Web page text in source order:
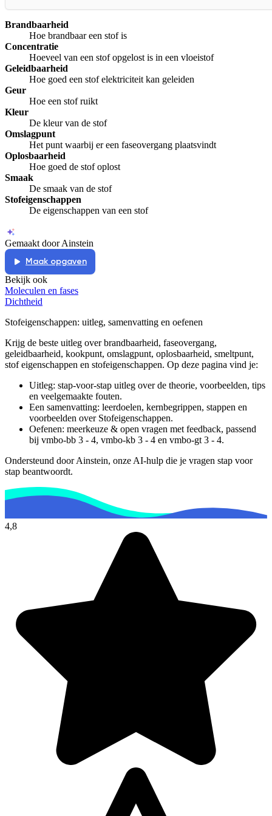
Brandbaarheid
Hoe brandbaar een stof is
Concentratie
Hoeveel van een stof opgelost is in een vloeistof
Geleidbaarheid
Hoe goed een stof elektriciteit kan geleiden
Geur
Hoe een stof ruikt
Kleur
De kleur van de stof
Omslagpunt
Het punt waarbij er een faseovergang plaatsvindt
Oplosbaarheid
Hoe goed de stof oplost
Smaak
De smaak van de stof
Stofeigenschappen
De eigenschappen van een stof
Gemaakt door Ainstein
Maak opgaven
Bekijk ook
Moleculen en fases
Dichtheid
Stofeigenschappen: uitleg, samenvatting en oefenen
Krijg de beste uitleg over brandbaarheid, faseovergang,
geleidbaarheid, kookpunt, omslagpunt, oplosbaarheid, smeltpunt,
stof eigenschappen en stofeigenschappen. Op deze pagina vind je:
Uitleg: stap-voor-stap uitleg over de theorie, voorbeelden, tips
en veelgemaakte fouten.
Een samenvatting: leerdoelen, kernbegrippen, stappen en
voorbeelden over Stofeigenschappen.
Oefenen: meerkeuze & open vragen met feedback, passend
bij vmbo-bb 3 - 4, vmbo-kb 3 - 4 en vmbo-gt 3 - 4.
Ondersteund door Ainstein, onze AI-hulp die je vragen stap voor
stap beantwoordt.
4,8